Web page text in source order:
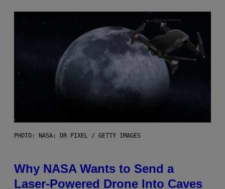
PHOTO: NASA; DR PIXEL / GETTY IMAGES
Why NASA Wants to Send a
Laser-Powered Drone Into Caves